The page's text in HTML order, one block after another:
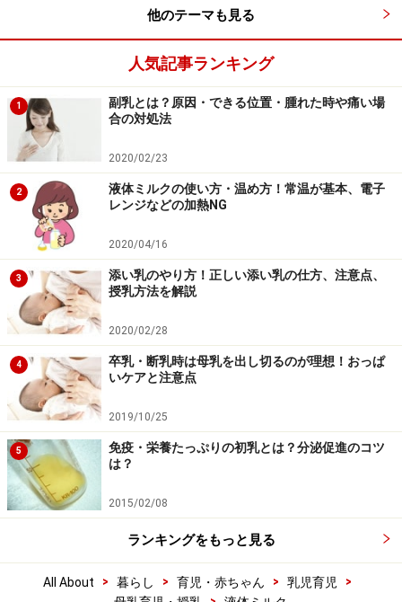
他のテーマも見る
人気記事ランキング
1
副乳とは？原因・できる位置・腫れた時や痛い場
合の対処法
2020/02/23
2
液体ミルクの使い方・温め方！常温が基本、電子
レンジなどの加熱NG
2020/04/16
3
添い乳のやり方！正しい添い乳の仕方、注意点、
授乳方法を解説
2020/02/28
4
卒乳・断乳時は母乳を出し切るのが理想！おっぱ
いケアと注意点
2019/10/25
5
免疫・栄養たっぷりの初乳とは？分泌促進のコツ
は？
2015/02/08
ランキングをもっと見る
All About > 暮らし > 育児・赤ちゃん > 乳児育児
>